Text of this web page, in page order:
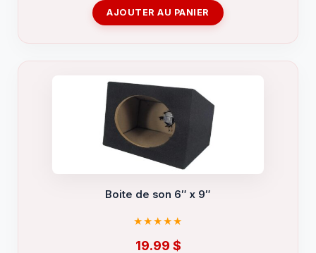
AJOUTER AU PANIER
Boite de son 6″ x 9″
19.99 $